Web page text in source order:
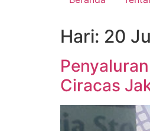
Hari: 20
Ciracas